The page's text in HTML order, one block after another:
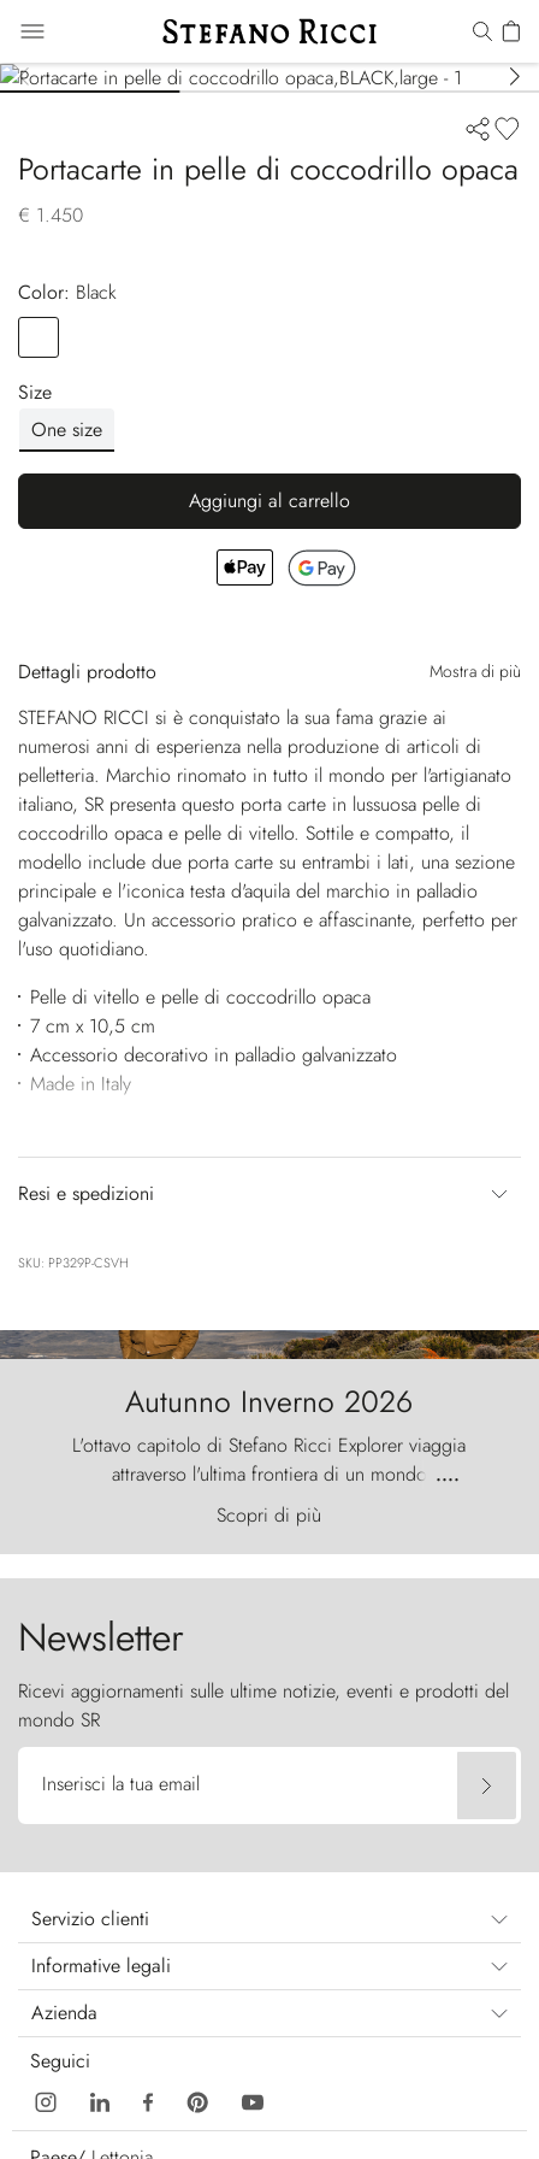
Portacarte in pelle di coccodrillo opaca
€ 1.450
Color:
black
Size
One size
Aggiungi al carrello
Dettagli prodotto Mostra di più
STEFANO RICCI si è conquistato la sua fama grazie ai
numerosi anni di esperienza nella produzione di articoli di
pelletteria. Marchio rinomato in tutto il mondo per l'artigianato
italiano, SR presenta questo porta carte in lussuosa pelle di
coccodrillo opaca e pelle di vitello. Sottile e compatto, il
modello include due porta carte su entrambi i lati, una sezione
principale e l'iconica testa d'aquila del marchio in palladio
galvanizzato. Un accessorio pratico e affascinante, perfetto per
l'uso quotidiano.
Pelle di vitello e pelle di coccodrillo opaca
7 cm x 10,5 cm
Accessorio decorativo in palladio galvanizzato
Made in Italy
Resi e spedizioni
SKU: PP329P-CSVH
Autunno Inverno 2026
L'ottavo capitolo di Stefano Ricci Explorer viaggia
attraverso l'ultima frontiera di un mondo
primordiale, dove il vento scolpisce la natura con
furia ancestrale e le Torres del Paine sfidano il
cielo come sentinelle di pietra.
....
Scopri di più
Newsletter
Ricevi aggiornamenti sulle ultime notizie, eventi e prodotti del
mondo SR
Inserisci la tua email
Servizio clienti
Informative legali
Azienda
Seguici